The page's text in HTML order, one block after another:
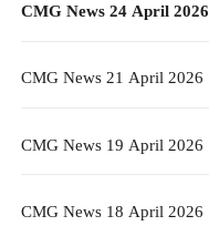
CMG News 24 April 2026
CMG News 21 April 2026
CMG News 19 April 2026
CMG News 18 April 2026